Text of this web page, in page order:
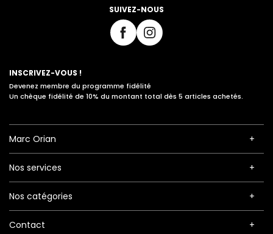
SUIVEZ-NOUS
INSCRIVEZ-VOUS !
Devenez membre du programme fidélité
Un chèque fidélité de 10% du montant total dès 5 articles achetés.
Marc Orian
Nos services
Nos catégories
Contact